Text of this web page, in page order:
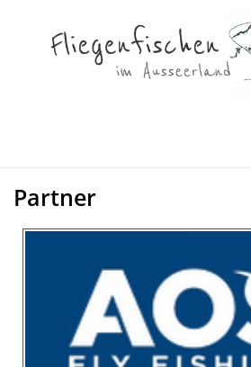
Partner